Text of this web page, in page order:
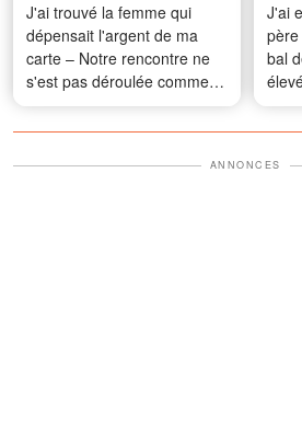
J'ai trouvé la femme qui
dépensait l'argent de ma
carte – Notre rencontre ne
s'est pas déroulée comme
prévu
J'ai
bal
ANNONCES